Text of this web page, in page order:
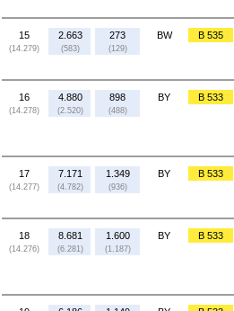
15
(14.279)
2.663
(583)
273
(129)
BW B 535
16
(14.278)
4.880
(2.520)
898
(488)
BY B 533
17
(14.277)
7.171
(4.782)
1.349
(936)
BY B 533
18
(14.276)
8.681
(6.281)
1.600
(1.187)
BY B 533